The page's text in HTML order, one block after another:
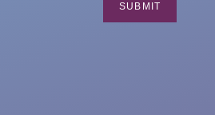
SUBMIT